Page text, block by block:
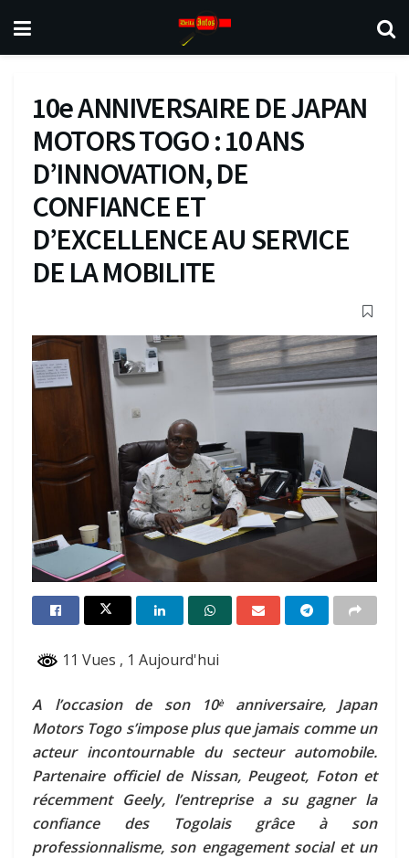
10e ANNIVERSAIRE DE JAPAN
MOTORS TOGO : 10 ANS
D’INNOVATION, DE
CONFIANCE ET
D’EXCELLENCE AU SERVICE
DE LA MOBILITE
11 Vues , 1 Aujourd'hui
A l’occasion de son 10è
anniversaire, Japan
Motors Togo s’impose plus que jamais comme un
acteur incontournable du secteur automobile.
Partenaire officiel de Nissan, Peugeot, Foton et
récemment Geely, l’entreprise a su gagner la
confiance des Togolais grâce à son
professionnalisme, son engagement social et un